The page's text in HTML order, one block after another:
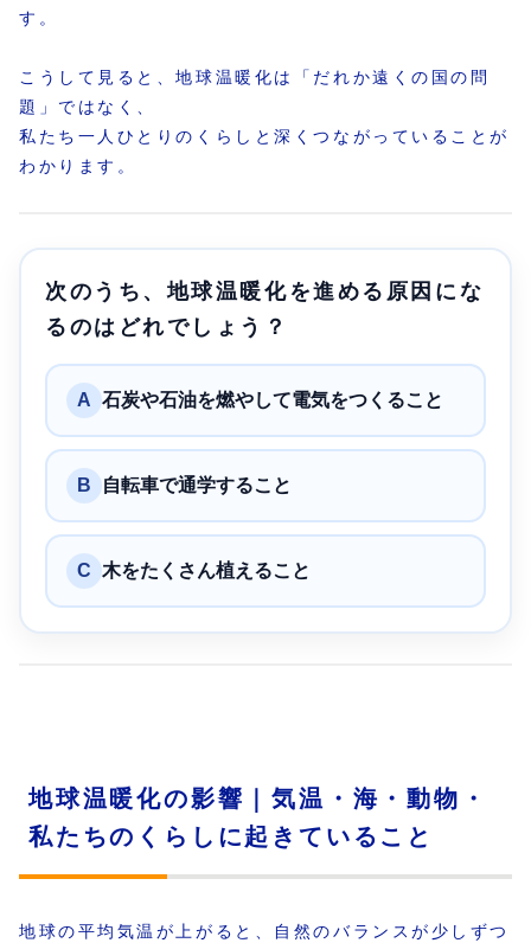
す。
こうして見ると、地球温暖化は「だれか遠くの国の問
題」ではなく、
私たち一人ひとりのくらしと深くつながっていることが
わかります。
次のうち、地球温暖化を進める原因にな
るのはどれでしょう？
A 石炭や石油を燃やして電気をつくること
B 自転車で通学すること
C 木をたくさん植えること
地球温暖化の影響｜気温・海・動物・
私たちのくらしに起きていること
地球の平均気温が上がると、自然のバランスが少しずつ